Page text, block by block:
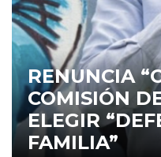
RENUNCIA
COMISIÓN
ELEGIR
FAMILIA”